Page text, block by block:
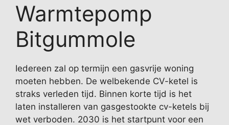
Warmtepomp
Bitgummole
Iedereen zal op termijn een gasvrije woning
moeten hebben. De welbekende CV-ketel is
straks verleden tijd. Binnen korte tijd is het
laten installeren van gasgestookte cv-ketels bij
wet verboden. 2030 is het startpunt voor een